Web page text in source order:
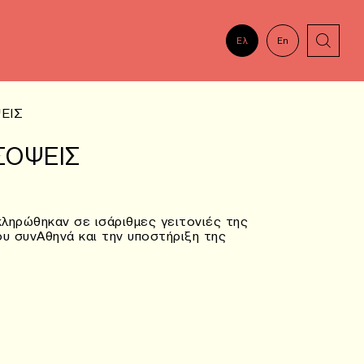
Ελ En
σε ισάριθμες γειτονιές της
συνΑθηνά και την υποστήριξη της